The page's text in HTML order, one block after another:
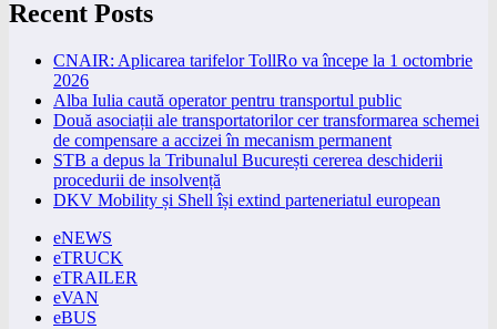
Recent Posts
CNAIR: Aplicarea tarifelor TollRo va începe la 1 octombrie
2026
Alba Iulia caută operator pentru transportul public
Două asociații ale transportatorilor cer transformarea schemei
de compensare a accizei în mecanism permanent
STB a depus la Tribunalul București cererea deschiderii
procedurii de insolvență
DKV Mobility și Shell își extind parteneriatul european
eNEWS
eTRUCK
eTRAILER
eVAN
eBUS